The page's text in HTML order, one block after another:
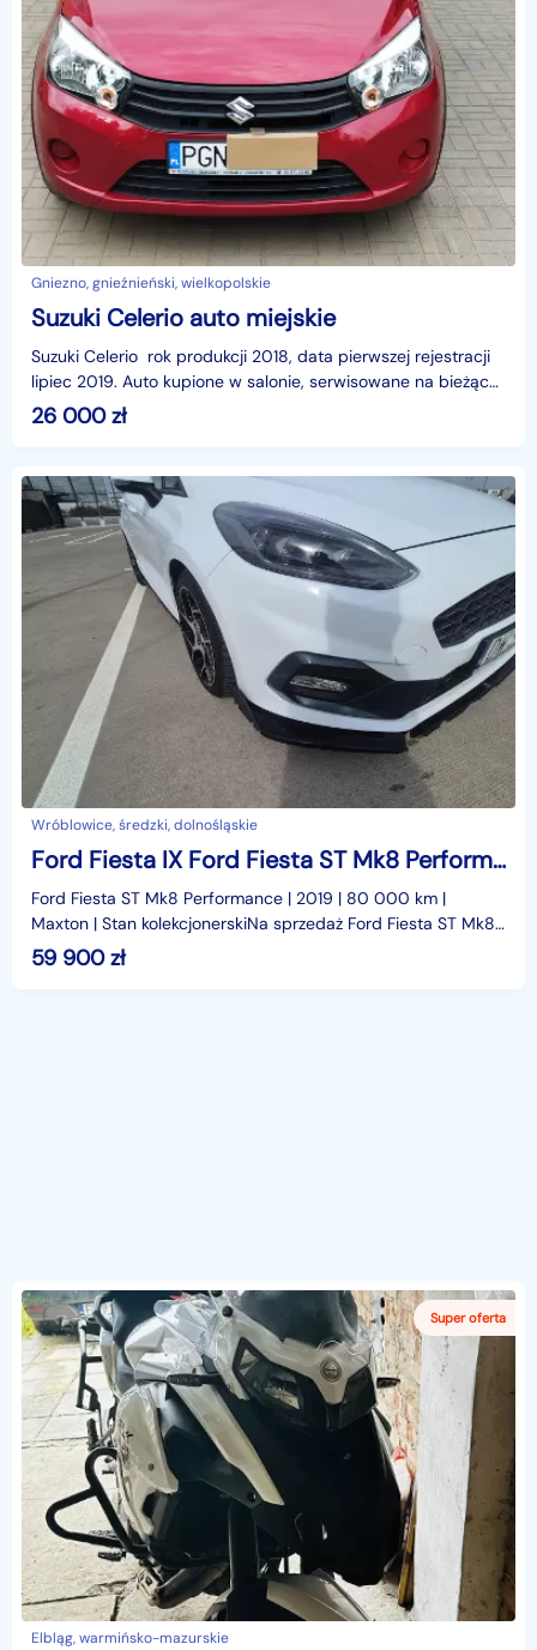
Gniezno, gnieźnieński, wielkopolskie
Suzuki Celerio auto miejskie
Suzuki Celerio rok produkcji 2018, data pierwszej rejestracji
lipiec 2019. Auto kupione w salonie, serwisowane na bieżąco,
pierwszy właściciel, użytkowane
26 000zł
Wróblowice, średzki, dolnośląskie
Ford Fiesta IX Ford Fiesta ST Mk8 Performance | 2019 | 80 000 km | Maxton |
Ford Fiesta ST Mk8 Performance | 2019 | 80 000 km |
Maxton | Stan kolekcjonerskiNa sprzedaż Ford Fiesta ST Mk8
Performance z 2019 roku – samochód dla osoby, któ
59 900zł
Elbląg, warmińsko-mazurskie